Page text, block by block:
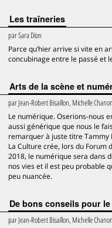
Les traîneries
parSara Dion
Parce qu’hier arrive si vite en
concubinage entre le passé et
Arts de la scène et
parJean-Robert Bisaillon, Michelle
Le numérique. Oserions-nous
aussi générique que nous le
remarquer à juste titre Tammy
La Culture crée, lors du Forum
2018, le numérique sera dans
nos vies et il est peu probable
peu nuancée.
De bons conseils pour
parJean-Robert Bisaillon, Michelle